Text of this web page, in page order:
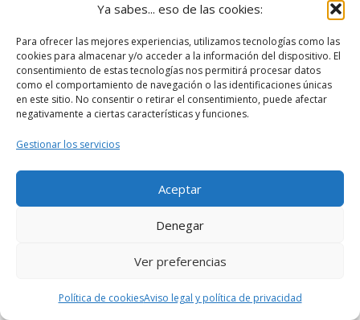
Ya sabes... eso de las cookies:
Para ofrecer las mejores experiencias, utilizamos tecnologías como las
cookies para almacenar y/o acceder a la información del dispositivo. El
consentimiento de estas tecnologías nos permitirá procesar datos
como el comportamiento de navegación o las identificaciones únicas
en este sitio. No consentir o retirar el consentimiento, puede afectar
negativamente a ciertas características y funciones.
Gestionar los servicios
Aceptar
Denegar
Ver preferencias
Política de cookiesAviso legal y política de privacidad